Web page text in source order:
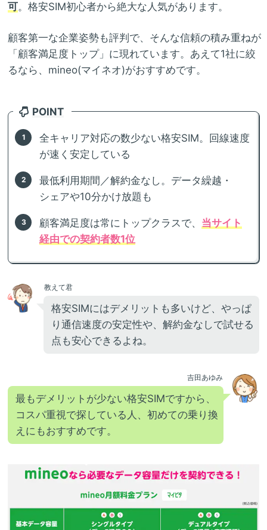
可。格安SIM初心者から絶大な人気があります。
顧客第一な企業姿勢も評判で、そんな信頼の積み重ねが
「顧客満足度トップ」に現れています。あえて1社に絞
るなら、mineo(マイネオ)がおすすめです。
POINT
全キャリア対応の数少ない格安SIM。回線速度
が速く安定している
最低利用期間／解約金なし。データ繰越・
シェアや10分かけ放題も
顧客満足度は常にトップクラスで、 当サイト
経由での契約者数1位
教えて君
格安SIMにはデメリットも多いけど、やっぱ
り通信速度の安定性や、解約金なしで試せる
点も安心できるよね。
吉田あゆみ
最もデメリットが少ない格安SIMですから、
コスパ重視で探している人、初めての乗り換
えにもおすすめです。